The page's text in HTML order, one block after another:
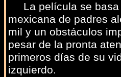
La película se basa
mexicana de padres
mil y un obstáculos
pesar de la pronta
primeros días de su
izquierdo.